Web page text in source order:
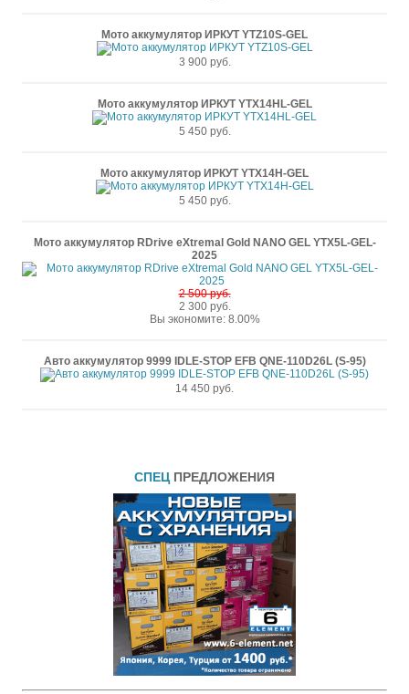
СПЕЦ ПРЕДЛОЖЕНИЯ
Мото аккумулятор ИРКУТ YTZ10S-GEL
3 900 руб.
Мото аккумулятор ИРКУТ YTX14HL-GEL
5 450 руб.
Мото аккумулятор ИРКУТ YTX14H-GEL
5 450 руб.
Мото аккумулятор RDrive eXtremal Gold NANO GEL YTX5L-GEL-
2025
2 500 руб.
2 300 руб.
Вы экономите: 8.00%
Авто аккумулятор 9999 IDLE-STOP EFB QNE-110D26L (S-95)
14 450 руб.